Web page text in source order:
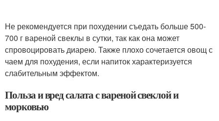
Не рекомендуется при похудении съедать больше 500-
700 г вареной свеклы в сутки, так как она может
спровоцировать диарею. Также плохо сочетается овощ с
чаем для похудения, если напиток характеризуется
слабительным эффектом.
Польза и вред салата с вареной свеклой и
морковью